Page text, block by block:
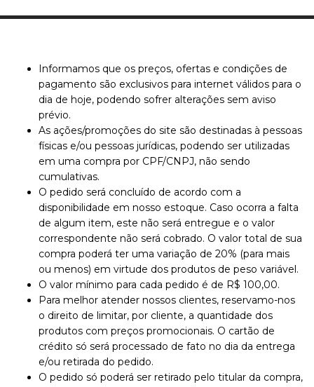
Informamos que os preços, ofertas e condições de
pagamento são exclusivos para internet válidos para o
dia de hoje, podendo sofrer alterações sem aviso
prévio.
As ações/promoções do site são destinadas à pessoas
físicas e/ou pessoas jurídicas, podendo ser utilizadas
em uma compra por CPF/CNPJ, não sendo
cumulativas.
O pedido será concluído de acordo com a
disponibilidade em nosso estoque. Caso ocorra a falta
de algum item, este não será entregue e o valor
correspondente não será cobrado. O valor total de sua
compra poderá ter uma variação de 20% (para mais
ou menos) em virtude dos produtos de peso variável.
O valor mínimo para cada pedido é de R$ 100,00.
Para melhor atender nossos clientes, reservamo-nos
o direito de limitar, por cliente, a quantidade dos
produtos com preços promocionais. O cartão de
crédito só será processado de fato no dia da entrega
e/ou retirada do pedido.
O pedido só poderá ser retirado pelo titular da compra,